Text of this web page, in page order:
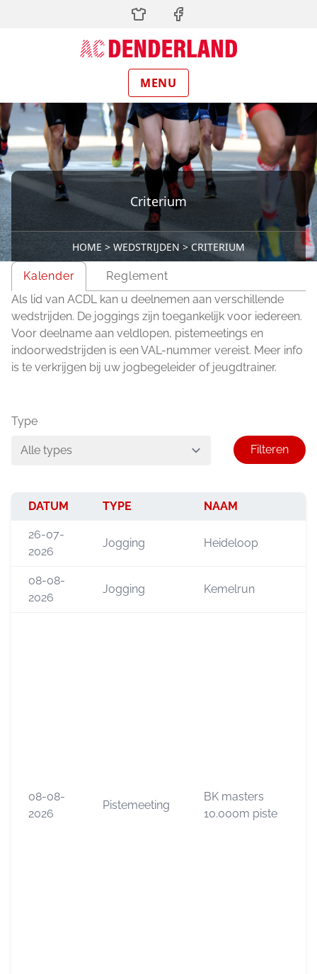
MENU
Criterium
Breadcrumb
HOME WEDSTRIJDEN CRITERIUM
Kalender
Reglement
Als lid van ACDL kan u deelnemen aan verschillende
wedstrijden. De joggings zijn toegankelijk voor iedereen.
Voor deelname aan veldlopen, pistemeetings en
indoorwedstrijden is een VAL-nummer vereist. Meer info
is te verkrijgen bij uw jogbegeleider of jeugdtrainer.
Type
DATUM TYPE NAAM
26-07-
2026
Jogging Heideloop
08-08-
2026
Jogging Kemelrun
08-08-
2026
Pistemeeting
BK masters
10.000m piste